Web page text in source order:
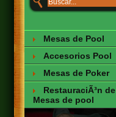
Mesas de Pool
Accesorios Pool
Mesas de Poker
RestauraciÃ³n de
Mesas de pool